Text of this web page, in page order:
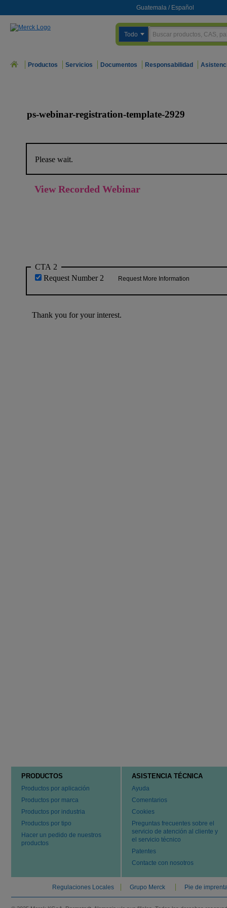
Guatemala / Español
Todo
Productos Servicios Documentos Responsabilidad
PRODUCTOS
Productos por aplicación
Productos por marca
Productos por industria
Productos por tipo
Hacer un pedido de nuestros
productos
ASISTENCIA TÉCNICA
Ayuda
Comentarios
Cookies
Preguntas frecuentes sobre el
servicio de atención al cliente y
el servicio técnico
Patentes
Contacte con nosotros
Regulaciones Locales Grupo Merck Pie de